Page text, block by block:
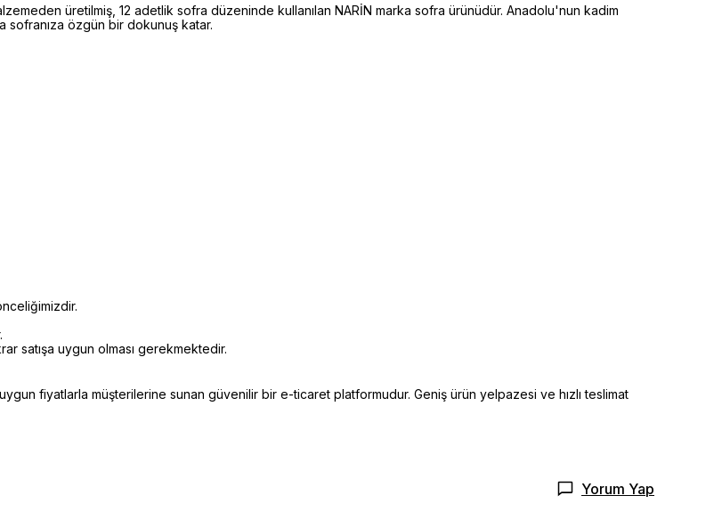
üretilmiş, 12 adetlik sofra düzeninde kullanılan NARİN marka sofra ürünüdür. Anadolu'nun kadim
sofranıza özgün bir dokunuş katar.
satışa uygun olması gerekmektedir.
fiyatlarla müşterilerine sunan güvenilir bir e-ticaret platformudur. Geniş ürün yelpazesi ve hızlı teslimat
Yorum Yap